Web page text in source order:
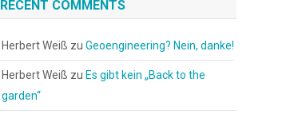
RECENT COMMENTS
Herbert Weiß zuGeoengineering? Nein, danke!
Herbert Weiß zu Es gibt kein „Back to the
garden“